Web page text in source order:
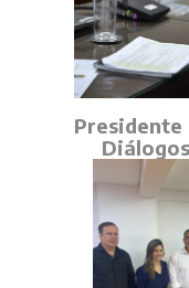
Presidente